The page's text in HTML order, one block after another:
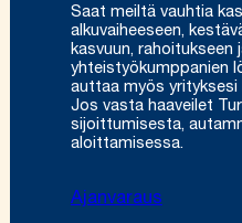
Saat meiltä vauhtia
alkuvaiheeseen,
kasvuun, rahoitukseen
yhteistyökumppanien
auttaa myös yrityksesi
Jos vasta haaveilet
sijoittumisesta,
aloittamisessa.
Ajanvaraus